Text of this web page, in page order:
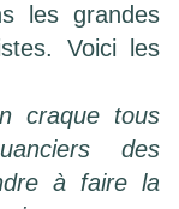
les grandes
Voici les
craque tous
des
à faire la